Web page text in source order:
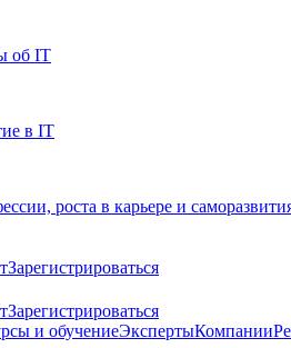
об IT
в IT
роста в карьере и
Зарегистрироваться
Зарегистрироваться
и обучениеЭкспертыКомпании